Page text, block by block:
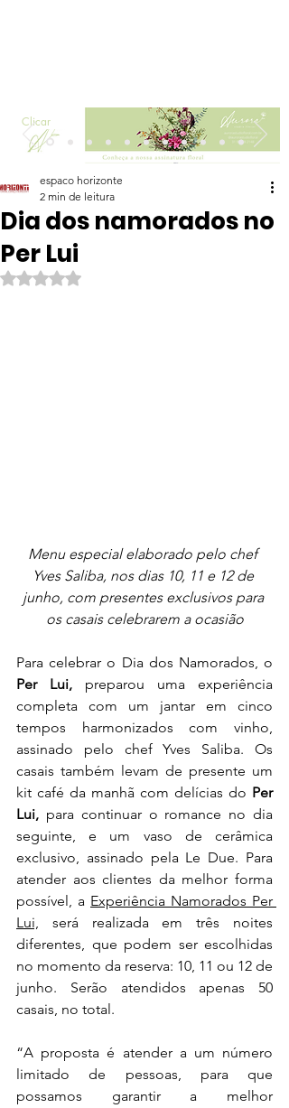
Clicar
Dia dos namorados no
Per Lui
espaco horizonte
2 min de leitura
Avaliado com NaN de 5 estrelas.
Menu especial elaborado pelo chef
Yves Saliba, nos dias 10, 11 e 12 de
junho, com presentes exclusivos para
os casais celebrarem a ocasião
Per Lui, preparou uma experiência
completa com um jantar em cinco
tempos harmonizados com vinho,
assinado pelo chef Yves Saliba. Os
casais também levam de presente um
kit café da manhã com delícias do Per
Lui, para continuar o romance no dia
seguinte, e um vaso de cerâmica
exclusivo, assinado pela Le Due. Para
atender aos clientes da melhor forma
possível, a Experiência Namorados Per
Lui, será realizada em três noites
diferentes, que podem ser escolhidas
no momento da reserva: 10, 11 ou 12 de
junho. Serão atendidos apenas 50
casais, no total.
“A proposta é atender a um número
limitado de pessoas, para que
possamos garantir a melhor